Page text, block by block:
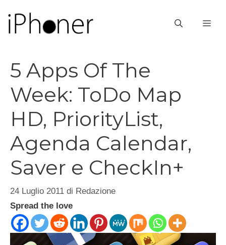
contenuto
5 Apps Of The
Week: ToDo Map
HD, PriorityList,
Agenda Calendar,
Saver e CheckIn+
24 Luglio 2011 di Redazione
Spread the love